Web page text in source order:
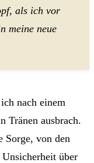
als ich vor
meine neue
nach einem
Tränen ausbrach.
Sorge, von den
über